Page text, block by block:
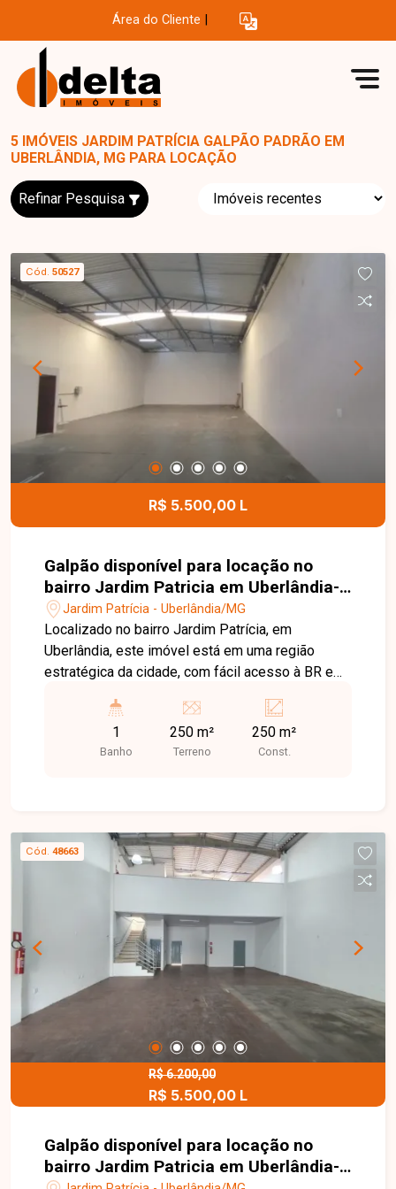
Área do Cliente
5 IMÓVEIS JARDIM PATRÍCIA GALPÃO PADRÃO EM
UBERLÂNDIA, MG PARA LOCAÇÃO
Refinar Pesquisa
Cód. 50527
R$ 5.500,00 L
Galpão disponível para locação no
bairro Jardim Patricia em Uberlândia-
MGJardim Patrícia - Uberlândia/MG
Localizado no bairro Jardim Patrícia, em
Uberlândia, este imóvel está em uma região
estratégica da cidade, com fácil acesso à BR e
A localização oferece excelente visibilidade e
praticidade logística, sendo ideal para atividades
comerciais, industriais ou de armazenamento. O
apoio para cozinha. O imóvel dispõe ainda de 02
portões de correr, facilitando o acesso e a
movimentação de cargas, além de energia
atividades comerciais. Uma excelente
oportunidade para quem busca um espaço
funcional e bem localizado para instalar ou
expandir seu negócio. Entre em contato para mais
informações e agende uma visita para conhecer
1
Banho
250 m²
Terreno
250 m²
Const.
Cód. 48663
R$ 6.200,00
R$ 5.500,00 L
Galpão disponível para locação no
bairro Jardim Patricia em Uberlândia-